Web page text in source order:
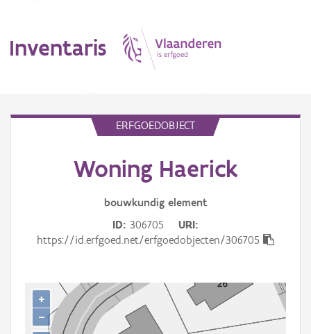
Inventaris
Gebeurtenis
Persoon of collectief
ERFGOEDOBJECT
Woning Haerick
bouwkundig element
ID 306705
URI
https://id.erfgoed.net/erfgoedobjecten/306705
+
−